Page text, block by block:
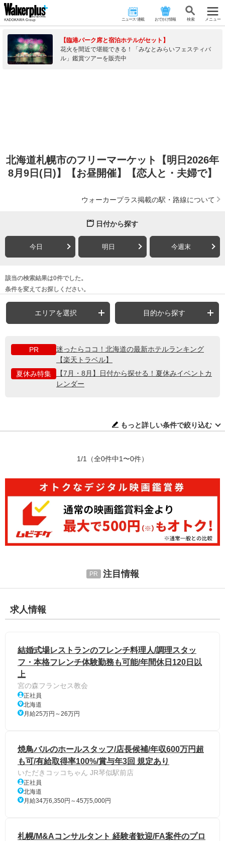
ニュース･連載 おでかけ情報 検 索 メニュー
【臨港パーク席と宿泊ホテルがセット】
花火を間近で堪能できる！「みなとみらいフェスティバ
ル」鑑賞ツアーを販売中
北海道札幌市のフリーマーケット【明日2026年
8月9日(日)】【お昼開催】【恋人と・夫婦で】
ウォーカープラス掲載の駅・路線について
日付から探す
今日 明日 今週末
該当の検索結果は0件でした。
条件を変えてお探しください。
エリアを選択 目的から探す
PR
迷ったらココ！北海道の最新ホテルランキング
【楽天トラベル】
夏休み特集
【7月・8月】日付から探せる！夏休みイベントカ
レンダー
もっと詳しい条件で絞り込む
1/1 （全0件中1〜0件）
注目情報
求人情報
結婚式場レストランのフレンチ料理人/調理スタッ
フ・本格フレンチ体験勤務も可能/年間休日120日以
上
宮の森フランセス教会
正社員
北海道
月給25万円～26万円
焼鳥バルのホールスタッフ/店長候補/年収600万円超
も可/有給取得率100%/賞与年3回 規定あり
いただきコッコちゃん JR琴似駅前店
正社員
北海道
月給34万6,350円～45万5,000円
札幌/M&Aコンサルタント 経験者歓迎/FA案件のプロ